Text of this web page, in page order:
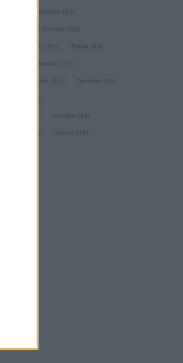
Isabel Marant (23)
Louis Vuitton (58)
Miu Miu (27) Prada (44)
Schmuck (17)
Swarovski (23) Taschen (16)
(33)
Versace (26)
(18) Zürich (38)